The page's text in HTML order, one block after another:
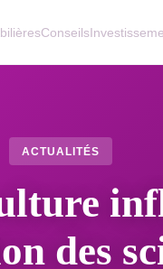
Conseils
ACTUALITÉS
des